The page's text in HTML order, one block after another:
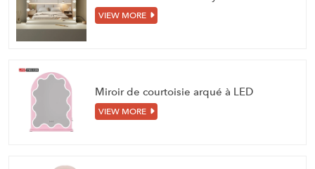
VIEW MORE
Miroir de courtoisie arqué à LED
VIEW MORE